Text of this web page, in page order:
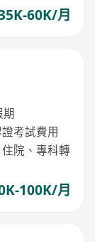
60K/月
期
考試費用
院、專科轉
100K/月